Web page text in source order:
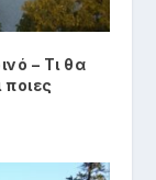
– Τι θα